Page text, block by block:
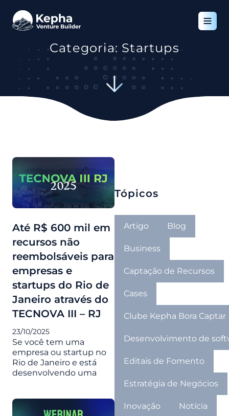
Categoria: Startups
Até R$ 600 mil em
recursos não
reembolsáveis para
empresas e
startups do Rio de
Janeiro através do
TECNOVA III – RJ
23/10/2025
Se você tem uma
empresa ou startup no
Rio de Janeiro e está
desenvolvendo uma
Tópicos
Artigo Blog
Business
Captação de Recursos
Cases
Clube Kepha Bora Captar
Desenvolvimento de
Editais de Fomento
Estratégia de Negócios
Inovação Notícia